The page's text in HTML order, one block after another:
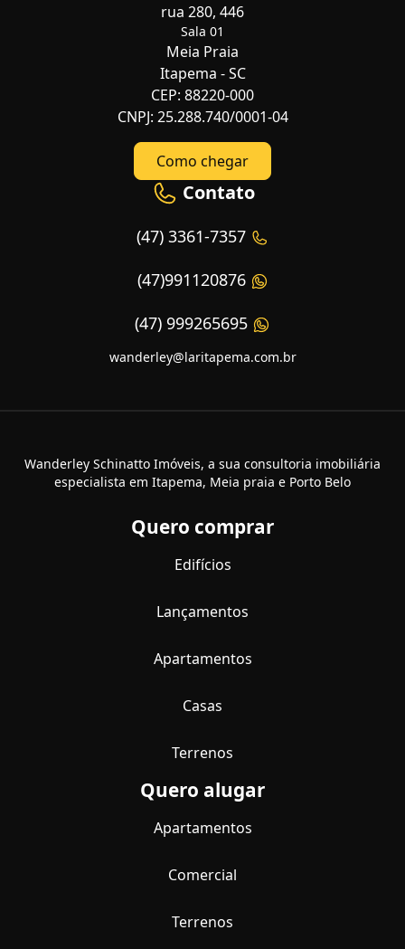
rua 280, 446
Sala 01
Meia Praia
Itapema - SC
CEP: 88220-000
CNPJ: 25.288.740/0001-04
Como chegar
Contato
(47) 3361-7357
(47)991120876
(47) 999265695
wanderley@laritapema.com.br
Wanderley Schinatto Imóveis, a sua consultoria imobiliária
especialista em Itapema, Meia praia e Porto Belo
Quero comprar
Edifícios
Lançamentos
Apartamentos
Casas
Terrenos
Quero alugar
Apartamentos
Comercial
Terrenos